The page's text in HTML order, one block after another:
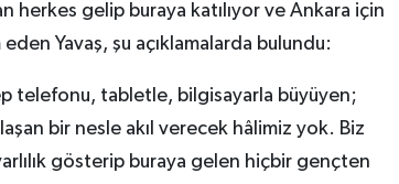
herkes gelip buraya katılıyor ve Ankara için
Yavaş, şu açıklamalarda bulundu:
telefonu, tabletle, bilgisayarla büyüyen;
bir nesle akıl verecek hâlimiz yok. Biz
gösterip buraya gelen hiçbir gençten